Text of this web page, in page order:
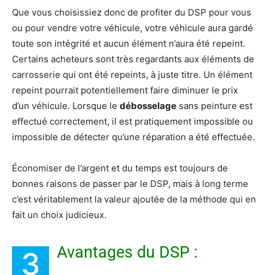
Que vous choisissiez donc de profiter du DSP pour vous
ou pour vendre votre véhicule, votre véhicule aura gardé
toute son intégrité et aucun élément n’aura été repeint.
Certains acheteurs sont très regardants aux éléments de
carrosserie qui ont été repeints, à juste titre. Un élément
repeint pourrait potentiellement faire diminuer le prix
d’un véhicule. Lorsque le débosselage sans peinture est
effectué correctement, il est pratiquement impossible ou
impossible de détecter qu’une réparation a été effectuée.
Économiser de l’argent et du temps est toujours de
bonnes raisons de passer par le DSP, mais à long terme
c’est véritablement la valeur ajoutée de la méthode qui en
fait un choix judicieux.
3 Avantages du DSP :